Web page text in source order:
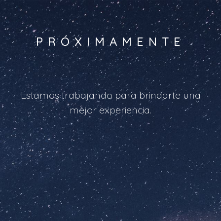
PRÓXIMAMENTE
Estamos trabajando para brindarte una
mejor experiencia.